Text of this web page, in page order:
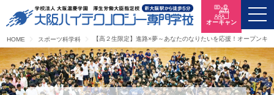
HOME スポーツ科学科 【高２生限定】進路×夢～あなたのなりたいを応援！オープンキ
オーキャン